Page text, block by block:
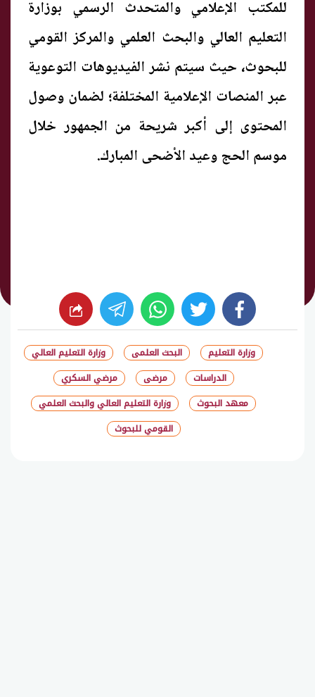
للمكتب الإعلامي والمتحدث الرسمي بوزارة
التعليم العالي والبحث العلمي والمركز القومي
للبحوث، حيث سيتم نشر الفيديوهات التوعوية
عبر المنصات الإعلامية المختلفة؛ لضمان وصول
المحتوى إلى أكبر شريحة من الجمهور خلال
موسم الحج وعيد الأضحى المبارك.
facebook
twitter
whats
وزارة التعليم البحث العلمى
وزارة التعليم العالي
الدراسات
مرضى
مرضي السكري
معهد البحوث
وزارة التعليم العالي والبحث العلمي
القومي للبحوث